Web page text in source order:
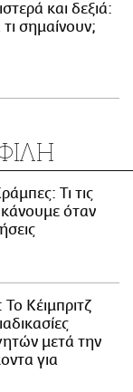
και δεξιά:
σημαίνουν;
Τι τις
κάνουμε όταν
Κέιμπριτζ
μετά την
για